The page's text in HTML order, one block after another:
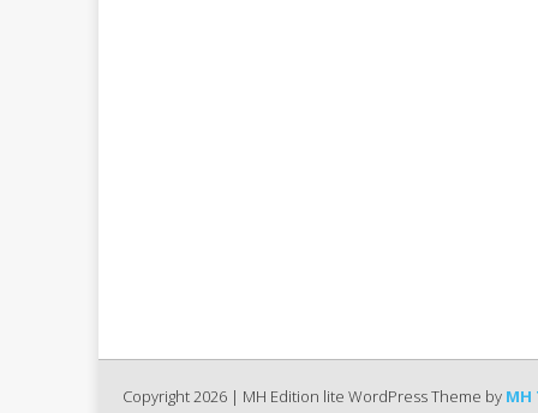
Copyright 2026 | MH Edition lite WordPress Theme by MH